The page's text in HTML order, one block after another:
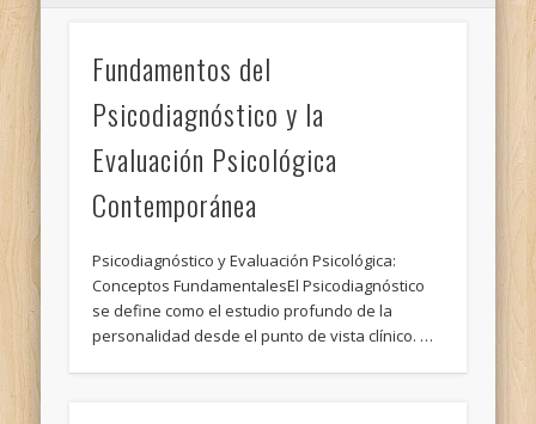
Fundamentos del
Psicodiagnóstico y la
Evaluación Psicológica
Contemporánea
Psicodiagnóstico y Evaluación Psicológica:
Conceptos FundamentalesEl Psicodiagnóstico
se define como el estudio profundo de la
personalidad desde el punto de vista clínico. …